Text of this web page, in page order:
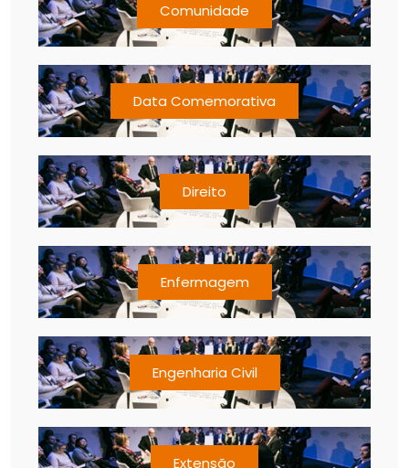
Comunidade
Data Comemorativa
Direito
Enfermagem
Engenharia Civil
Extensão